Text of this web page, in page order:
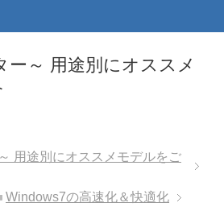
ー～ 用途別にオススメ
用途別にオススメモデルをご
Windows7の高速化＆快適化